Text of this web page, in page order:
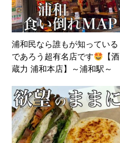
浦和民なら誰もが知っている
であろう超有名店です
【酒
蔵力 浦和本店】～浦和駅～